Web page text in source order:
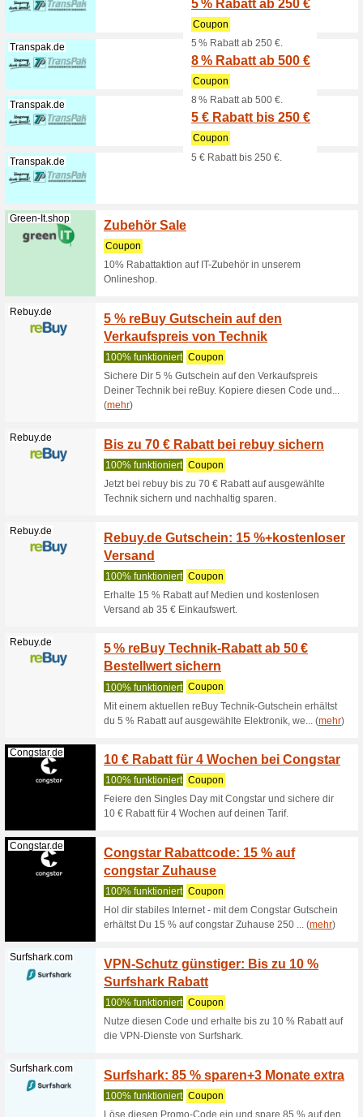
den
Onemate.de
mit
100%
Surfshark.com
alles
100%
Hat der
Depositphoto...
100%